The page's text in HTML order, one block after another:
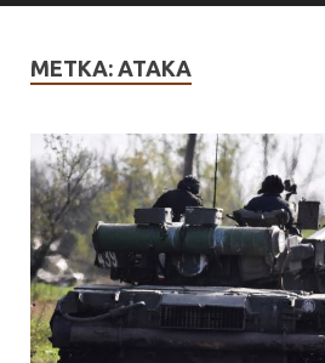
МЕТКА: АТАКА